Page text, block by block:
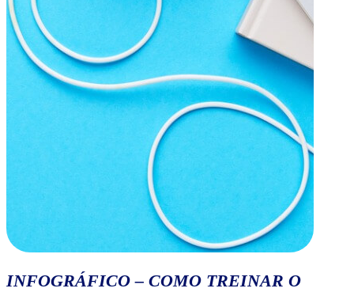
INFOGRÁFICO – COMO TREINAR O